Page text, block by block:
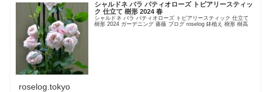
シャルドネ バラ パティオローズ トピアリースティッ
ク 仕立て 樹形 2024 春
シャルドネ バラ パティオローズ トピアリースティック 仕立て
樹形 2024 ガーデニング 薔薇 ブログ roselog 鉢植え 樹形 樹高
roselog.tokyo